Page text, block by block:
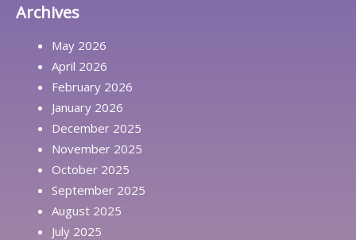
Archives
May 2026
April 2026
February 2026
January 2026
December 2025
November 2025
October 2025
September 2025
August 2025
July 2025